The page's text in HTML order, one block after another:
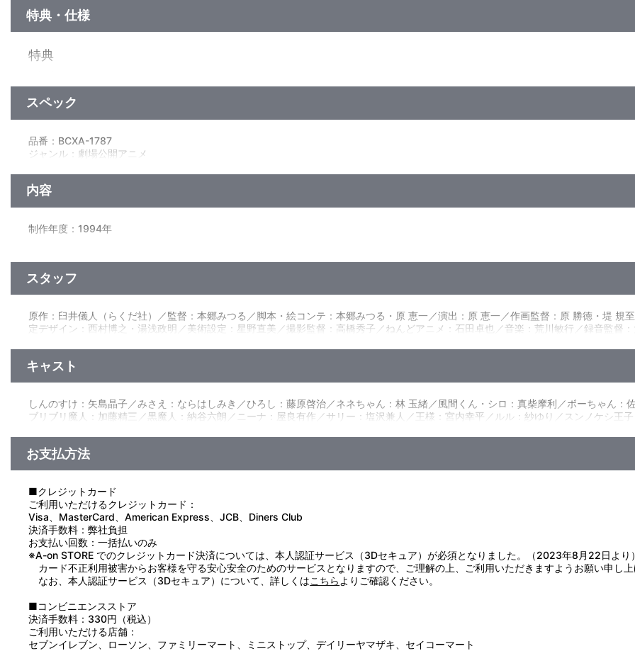
特典・仕様
特典
映像特典
スペック
品番：BCXA-1787
ジャンル：劇場公開アニメ
内容
制作年度：1994年
福引きで当たった海外旅行、オラとかあちゃんととうちゃんでおバカンスーと思ったら、ホワイトスネーク団て悪いやつらの罠だっ
ケシ王子なんてのに会わされて、最後はブリブリ魔人が出て、もー、みんな見ればー！
スタッフ
原作：臼井儀人（らくだ社）／監督：本郷みつる／脚本・絵コンテ：本郷みつる・原 恵一／演出：原 恵一／作画監督：原 勝徳・堤 規
定デザイン：西村博之・湯浅政明／美術設定：星野直美／撮影監督：高橋秀子／ねんどアニメ：石田卓也／音楽：荒川敏行／録音監督
キャスト
しんのすけ：矢島晶子／みさえ：ならはしみき／ひろし：藤原啓治／ネネちゃん：林 玉緒／風間くん・シロ：真柴摩利／ボーちゃん
ブリブリ魔人：加藤精三／黒魔人：納谷六朗／ニーナ：屋良有作／サリー：塩沢兼人／王様：宮内幸平／ルル：紗ゆり／スンノケシ王
お支払方法
■クレジットカード
ご利用いただけるクレジットカード：
Visa、MasterCard、American Express、JCB、Diners Club
決済手数料：弊社負担
お支払い回数：一括払いのみ
※A-on STORE でのクレジットカード決済については、本人認証サービス（3Dセキュア）が必須となりました。（2023年8月22日より）
カード不正利用被害からお客様を守る安心安全のためのサービスとなりますので、ご理解の上、ご利用いただきますようお願い申し上
なお、本人認証サービス（3Dセキュア）について、詳しくはこちら よりご確認ください。
■コンビニエンスストア
決済手数料：330円（税込）
ご利用いただける店舗：
セブンイレブン、ローソン、ファミリーマート、ミニストップ、デイリーヤマザキ、セイコーマート